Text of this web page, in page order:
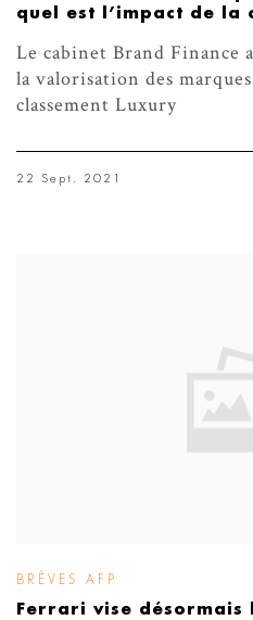
quel est l’impact de la
Le cabinet Brand Finance
la valorisation des
classement Luxury
22 Sept. 2021
BRÈVES AFP
Ferrari vise désormais